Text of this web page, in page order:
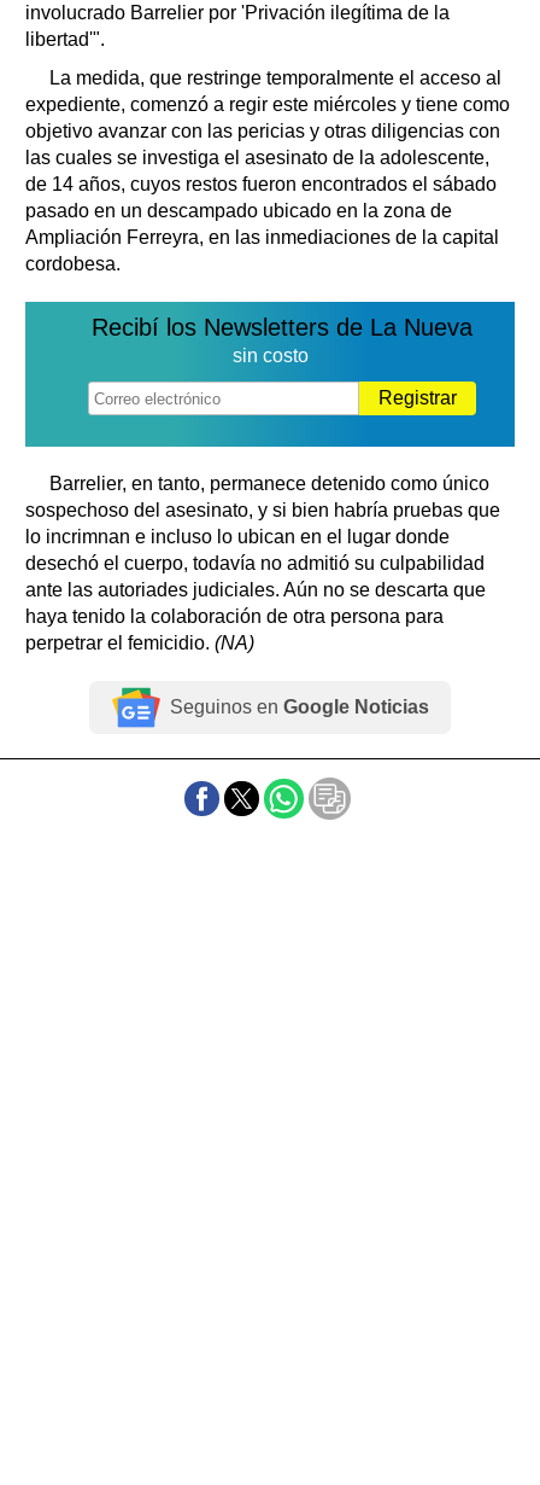
involucrado Barrelier por 'Privación ilegítima de la
libertad'".
La medida, que restringe temporalmente el acceso al
expediente, comenzó a regir este miércoles y tiene como
objetivo avanzar con las pericias y otras diligencias con
las cuales se investiga el asesinato de la adolescente,
de 14 años, cuyos restos fueron encontrados el sábado
pasado en un descampado ubicado en la zona de
Ampliación Ferreyra, en las inmediaciones de la capital
cordobesa.
Recibí los Newsletters de La Nueva
sin costo
Registrar
Barrelier, en tanto, permanece detenido como único
sospechoso del asesinato, y si bien habría pruebas que
lo incrimnan e incluso lo ubican en el lugar donde
desechó el cuerpo, todavía no admitió su culpabilidad
ante las autoriades judiciales. Aún no se descarta que
haya tenido la colaboración de otra persona para
perpetrar el femicidio. (NA)
Seguinos en Google Noticias